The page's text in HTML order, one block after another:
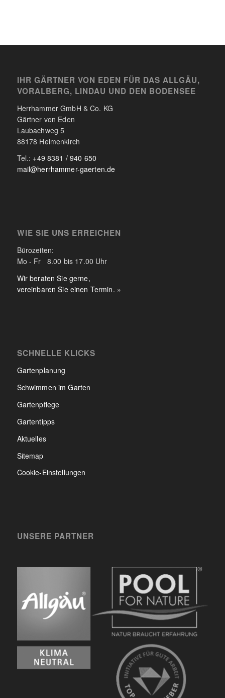
IHR GÄRTNER VON EDEN FÜR DAS ALLGÄU,
VORALBERG, LINDAU UND DEN BODENSEE
Herrhammer GmbH & Co. KG
Gärtner von Eden
Laubachweg 5
88178 Heimenkirch
Tel.: +49 8381 / 940 650
mail@herrhammer-gaerten.de
WIE SIE UNS ERREICHEN
Bürozeiten:
Mo - Fr 8.00 bis 17.00 Uhr
Wir beraten Sie gerne,
vereinbaren Sie einen Termin. »
SCHNELLE KLICKS
Gartenplanung
Schwimmen im Garten
Gartenpflege
Gartentipps
Aktuelles
Sitemap
Cookie-Einstellungen
UNSERE PARTNER